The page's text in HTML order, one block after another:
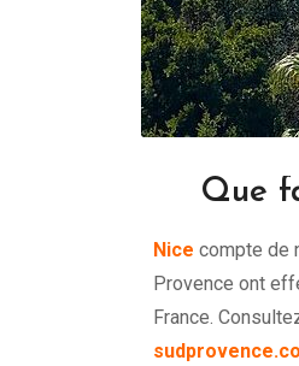
Que
Nice compte de
Provence ont
France.